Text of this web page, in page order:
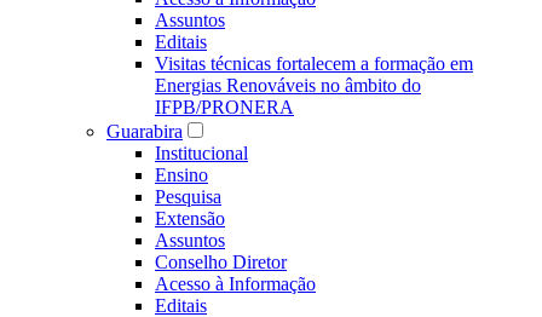
Assuntos
Editais
Visitas técnicas fortalecem a formação em
Energias Renováveis no âmbito do
IFPB/PRONERA
Guarabira
Institucional
Ensino
Pesquisa
Extensão
Assuntos
Conselho Diretor
Acesso à Informação
Editais